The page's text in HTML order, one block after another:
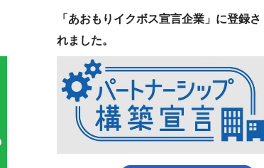
「あおもりイクボス宣言企業」に登録さ
れました。